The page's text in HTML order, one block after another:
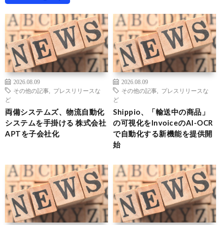
2026.08.09
その他の記事
プレスリリースな
ど
両備システムズ、物流自動化
システムを手掛ける 株式会社
APTを子会社化
2026.08.09
その他の記事
プレスリリースな
ど
Shippio、「輸送中の商品」
の可視化をInvoiceのAI-OCR
で自動化する新機能を提供開
始